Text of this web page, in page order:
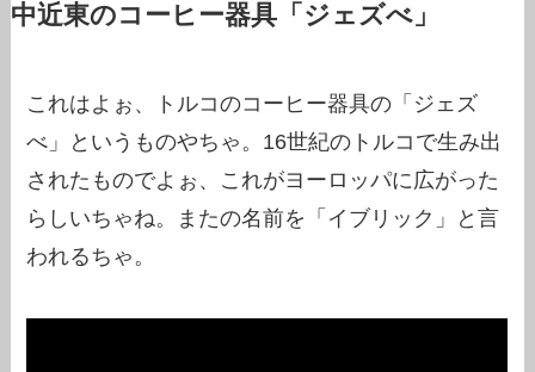
中近東のコーヒー器具「ジェズべ」
これはよぉ、トルコのコーヒー器具の「ジェズ
べ」というものやちゃ。16世紀のトルコで生み出
されたものでよぉ、これがヨーロッパに広がった
らしいちゃね。またの名前を「イブリック」と言
われるちゃ。